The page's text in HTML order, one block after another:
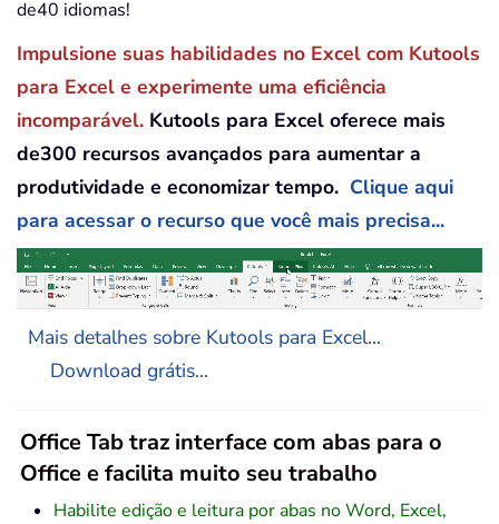
de40 idiomas!
Impulsione suas habilidades no Excel com Kutools
para Excel e experimente uma eficiência
incomparável. Kutools para Excel oferece mais
de300 recursos avançados para aumentar a
produtividade e economizar tempo. Clique aqui
para acessar o recurso que você mais precisa...
Mais detalhes sobre Kutools para Excel...
Download grátis...
Office Tab traz interface com abas para o
Office e facilita muito seu trabalho
Habilite edição e leitura por abas no Word, Excel,